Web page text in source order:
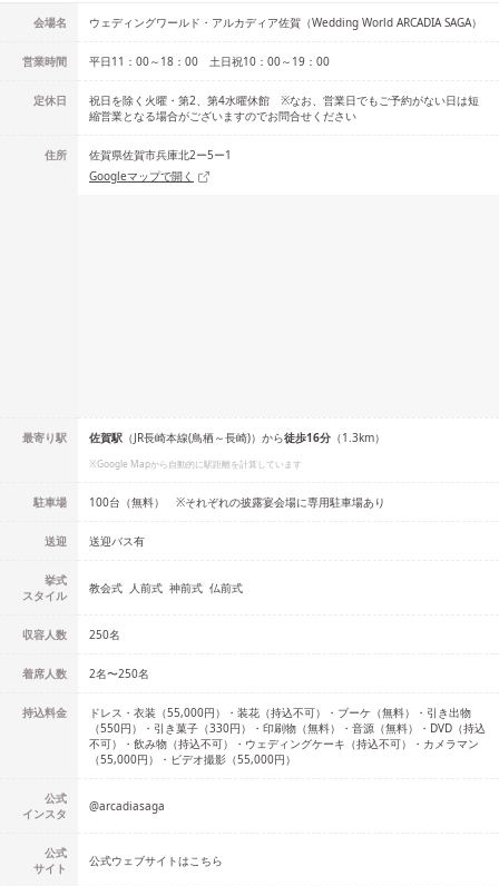
会場名 ウェディングワールド・アルカディア佐賀（Wedding World ARCADIA SAGA）
営業時間 平日11：00～18：00 土日祝10：00～19：00
定休日
祝日を除く火曜・第2、第4水曜休館 ※なお、営業日でもご予約がない日は短
縮営業となる場合がございますのでお問合せください
住所
佐賀県佐賀市兵庫北2ー5ー1
Googleマップで開く
最寄り駅 佐賀駅 （JR長崎本線(鳥栖～長崎)） から徒歩16分 （1.3km）
※Google Mapから自動的に駅距離を計算しています
駐車場 100台（無料） ※それぞれの披露宴会場に専用駐車場あり
送迎 送迎バス有
挙式
スタイル
教会式 人前式 神前式 仏前式
収容人数 250名
着席人数 2名〜250名
持込料金
ドレス・衣装（55,000円）・装花（持込不可）・ブーケ（無料）・引き出物
（550円）・引き菓子（330円）・印刷物（無料）・音源（無料）・DVD（持込
不可）・飲み物（持込不可）・ウェディングケーキ（持込不可）・カメラマン
（55,000円）・ビデオ撮影（55,000円）
公式
インスタ
@arcadiasaga
公式
サイト
公式ウェブサイトはこちら